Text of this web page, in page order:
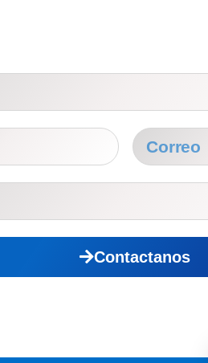
Contactanos